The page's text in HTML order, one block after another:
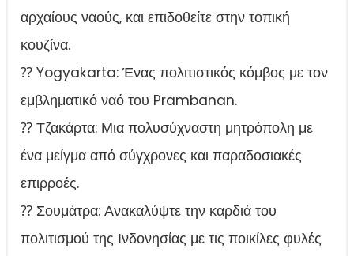
αρχαίους ναούς, και επιδοθείτε στην τοπική
κουζίνα.
⁇ Yogyakarta: Ένας πολιτιστικός κόμβος με τον
εμβληματικό ναό του Prambanan.
⁇ Τζακάρτα: Μια πολυσύχναστη μητρόπολη με
ένα μείγμα από σύγχρονες και παραδοσιακές
επιρροές.
⁇ Σουμάτρα: Ανακαλύψτε την καρδιά του
πολιτισμού της Ινδονησίας με τις ποικίλες φυλές